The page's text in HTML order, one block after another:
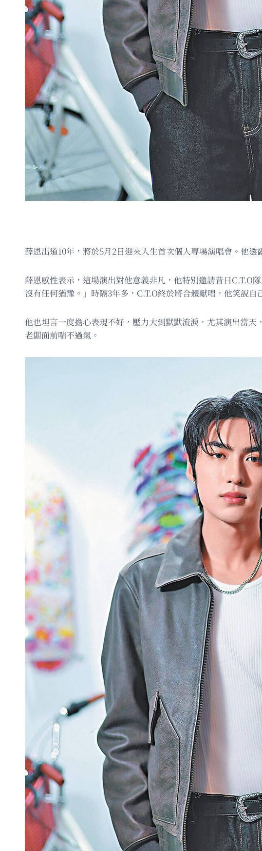
薛恩出道10年，將於5月2日迎來人生首次個人專場演唱會。他
薛恩感性表示，這場演出對他意義非凡，他特別邀請昔日C.T.O
沒有任何猶豫。」時隔3年多，C.T.O終於將合體獻唱，他笑說
他也坦言一度擔心表現不好，壓力大到默默流淚，尤其演出當
老闆面前喘不過氣。